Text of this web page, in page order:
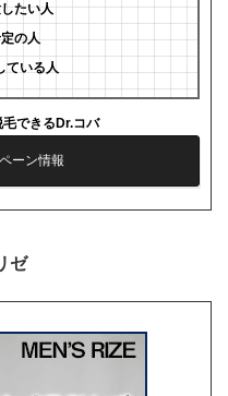
たい人
の人
ている人
できるDr.コバ
ーン情報
ゼ